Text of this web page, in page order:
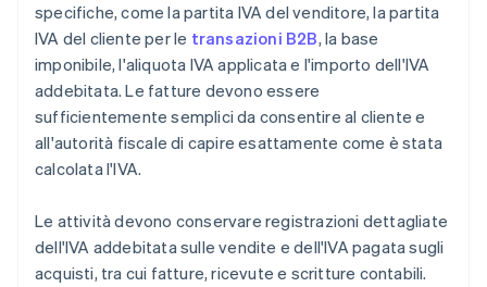
specifiche, come la partita IVA del venditore, la partita
IVA del cliente per le transazioni B2B, la base
imponibile, l'aliquota IVA applicata e l'importo dell'IVA
addebitata. Le fatture devono essere
sufficientemente semplici da consentire al cliente e
all'autorità fiscale di capire esattamente come è stata
calcolata l'IVA.
Le attività devono conservare registrazioni dettagliate
dell'IVA addebitata sulle vendite e dell'IVA pagata sugli
acquisti, tra cui fatture, ricevute e scritture contabili.